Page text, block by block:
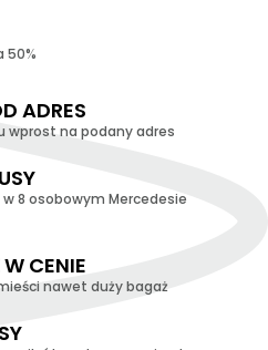
50%
ADRES
wprost na podany adres
8 osobowym Mercedesie
CENIE
nawet duży bagaż